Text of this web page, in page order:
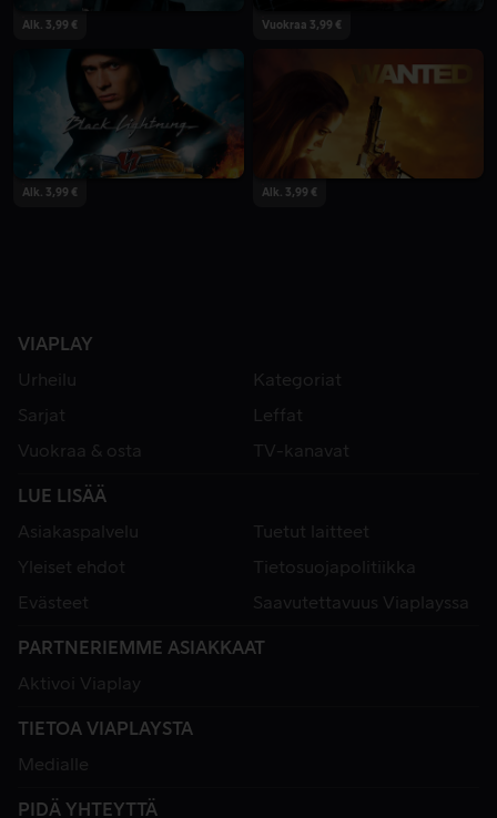
Alk. 3,99 € Vuokraa 3,99 €
Alk. 3,99 € Alk. 3,99 €
VIAPLAY
Urheilu
Kategoriat
Sarjat
Leffat
Vuokraa & osta
TV-kanavat
LUE LISÄÄ
Asiakaspalvelu
Tuetut laitteet
Yleiset ehdot
Tietosuojapolitiikka
Evästeet
Saavutettavuus Viaplayssa
PARTNERIEMME ASIAKKAAT
Aktivoi Viaplay
TIETOA VIAPLAYSTA
Medialle
PIDÄ YHTEYTTÄ